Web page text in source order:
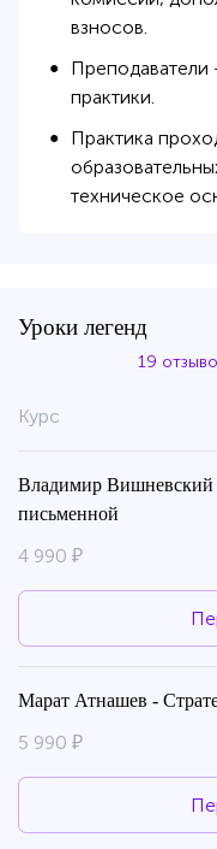
взносов.
●
практики.
●
Практика
техническое
Уроки легенд
19
Курс
Владимир Вишневский
письменной
4 990 ₽
Марат Атнашев -
5 990 ₽